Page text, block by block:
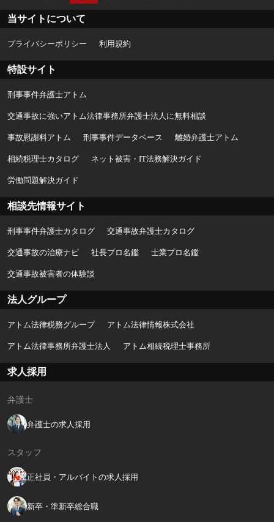
当サイトについて
プライバシーポリシー 利用規約
特設サイト
刑事事件弁護士アトム
交通事故に強いアトム法律事務所弁護士法人に無料相談
事故慰謝料アトム 刑事事件データベース 離婚弁護士アトム
相続税理士カタログ ネット被害・IT法務解決ガイド
労働問題解決ガイド
相談先情報サイト
刑事事件弁護士カタログ 交通事故弁護士カタログ
交通事故の治療ナビ 社長プロ名鑑 士業プロ名鑑
交通事故被害者の体験談
法人グループ
アトム法律税務グループ アトム法律情報株式会社
アトム法律事務所弁護士法人 アトム相続税理士事務所
求人採用
弁護士
弁護士の求人採用
スタッフ
正社員・アルバイトの求人採用
新卒・準新卒総合職